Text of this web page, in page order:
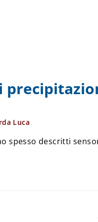
Luca
spesso descritti